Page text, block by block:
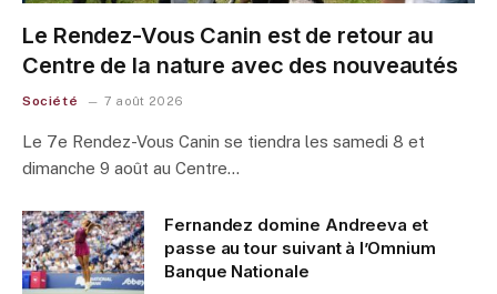
Le Rendez-Vous Canin est de retour au
Centre de la nature avec des nouveautés
Société 7 août 2026
Le 7e Rendez-Vous Canin se tiendra les samedi 8 et
dimanche 9 août au Centre…
Fernandez domine Andreeva et
passe au tour suivant à l’Omnium
Banque Nationale